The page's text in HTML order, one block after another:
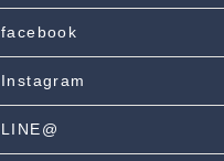
facebook
Instagram
LINE@